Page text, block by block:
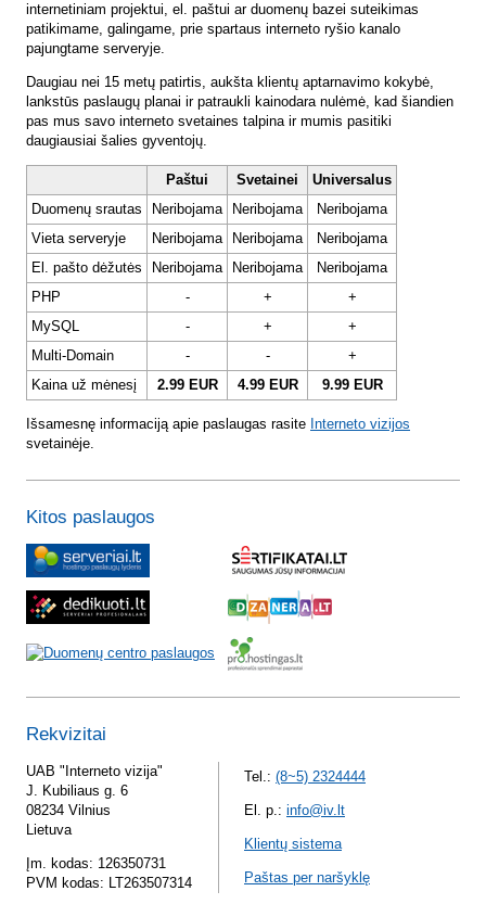
internetiniam projektui, el. paštui ar duomenų bazei suteikimas
patikimame, galingame, prie spartaus interneto ryšio kanalo
pajungtame serveryje.
Daugiau nei 15 metų patirtis, aukšta klientų aptarnavimo kokybė,
lankstūs paslaugų planai ir patraukli kainodara nulėmė, kad šiandien
pas mus savo interneto svetaines talpina ir mumis pasitiki
daugiausiai šalies gyventojų.
Paštui Svetainei
Universalus
Duomenų srautas
Neribojama Neribojama
Neribojama
Vieta serveryje
Neribojama Neribojama
Neribojama
El. pašto dėžutės
Neribojama Neribojama
Neribojama
PHP
- +
+
MySQL
- +
+
Multi-Domain
- -
+
Kaina už mėnesį
2.99 EUR 4.99 EUR 9.99 EUR
Išsamesnę informaciją apie paslaugas rasite Interneto vizijos
svetainėje.
Kitos paslaugos
Rekvizitai
UAB "Interneto vizija"
J. Kubiliaus g. 6
08234 Vilnius
Lietuva
Įm. kodas: 126350731
PVM kodas: LT263507314
Tel.: (8~5) 2324444
El. p.: info@iv.lt
Klientų sistema
Paštas per naršyklę